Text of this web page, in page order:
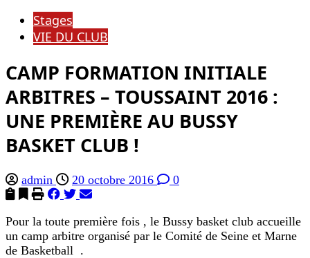
Stages
VIE DU CLUB
CAMP FORMATION INITIALE
ARBITRES – TOUSSAINT 2016 :
UNE PREMIÈRE AU BUSSY
BASKET CLUB !
admin 20 octobre 2016 0
Pour la toute première fois , le Bussy basket club accueille
un camp arbitre organisé par le Comité de Seine et Marne
de Basketball .